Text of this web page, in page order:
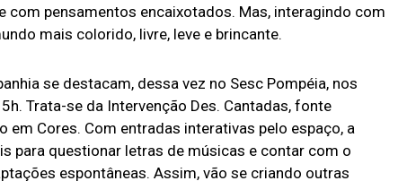
com pensamentos encaixotados. Mas, interagindo com
mais colorido, livre, leve e brincante.
se destacam, dessa vez no Sesc Pompéia, nos
Trata-se da Intervenção Des. Cantadas, fonte
em Cores. Com entradas interativas pelo espaço, a
para questionar letras de músicas e contar com o
espontâneas. Assim, vão se criando outras